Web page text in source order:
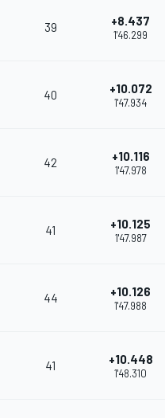
39 +8.437
1'46.299
40 +10.072
1'47.934
42 +10.116
1'47.978
41 +10.125
1'47.987
44 +10.126
1'47.988
41 +10.448
1'48.310